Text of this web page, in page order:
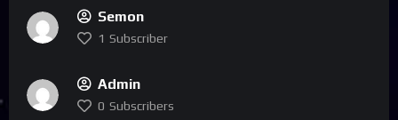
Semon
1 Subscriber
Admin
0 Subscribers